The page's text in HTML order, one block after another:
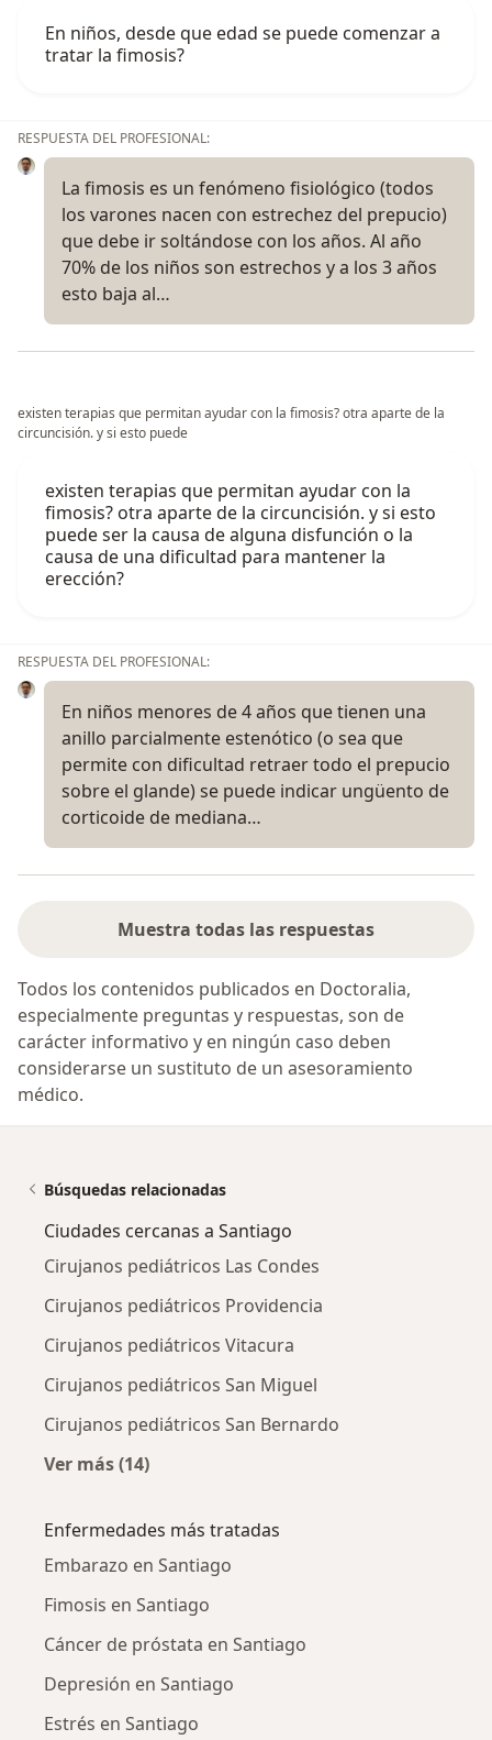
En niños, desde que edad se puede comenzar a
tratar la fimosis?
RESPUESTA DEL PROFESIONAL:
La fimosis es un fenómeno fisiológico (todos
los varones nacen con estrechez del prepucio)
que debe ir soltándose con los años. Al año
70% de los niños son estrechos y a los 3 años
esto baja al…
existen terapias que permitan ayudar con la fimosis? otra aparte de la
circuncisión. y si esto puede
existen terapias que permitan ayudar con la
fimosis? otra aparte de la circuncisión. y si esto
puede ser la causa de alguna disfunción o la
causa de una dificultad para mantener la
erección?
RESPUESTA DEL PROFESIONAL:
En niños menores de 4 años que tienen una
anillo parcialmente estenótico (o sea que
permite con dificultad retraer todo el prepucio
sobre el glande) se puede indicar ungüento de
corticoide de mediana…
Muestra todas las respuestas
Todos los contenidos publicados en Doctoralia,
especialmente preguntas y respuestas, son de
carácter informativo y en ningún caso deben
considerarse un sustituto de un asesoramiento
médico.
Búsquedas relacionadas
Ciudades cercanas a Santiago
Cirujanos pediátricos Las Condes
Cirujanos pediátricos Providencia
Cirujanos pediátricos Vitacura
Cirujanos pediátricos San Miguel
Cirujanos pediátricos San Bernardo
Ver más (14)
Enfermedades más tratadas
Embarazo en Santiago
Fimosis en Santiago
Cáncer de próstata en Santiago
Depresión en Santiago
Estrés en Santiago